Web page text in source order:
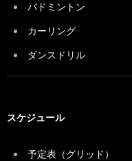
バドミントン
カーリング
ダンスドリル
スケジュール
予定表（グリッド）